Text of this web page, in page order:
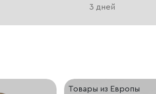
3 дней
Товары из Европы